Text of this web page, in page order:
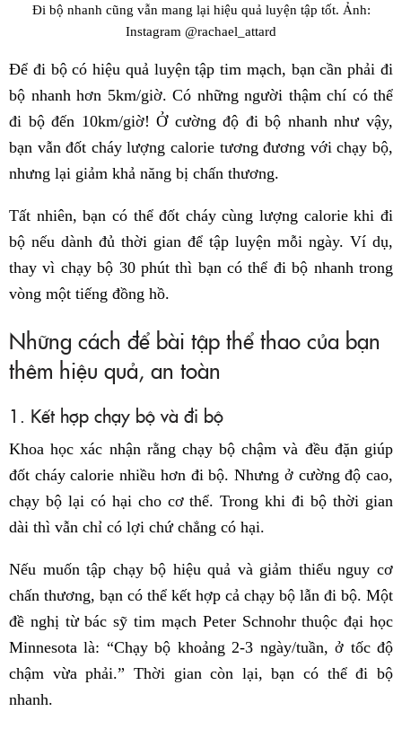
Đi bộ nhanh cũng vẫn mang lại hiệu quả luyện tập tốt. Ảnh:
Instagram @rachael_attard
Để đi bộ có hiệu quả luyện tập tim mạch, bạn cần phải đi
bộ nhanh hơn 5km/giờ. Có những người thậm chí có thể
đi bộ đến 10km/giờ! Ở cường độ đi bộ nhanh như vậy,
bạn vẫn đốt cháy lượng calorie tương đương với chạy bộ,
nhưng lại giảm khả năng bị chấn thương.
Tất nhiên, bạn có thể đốt cháy cùng lượng calorie khi đi
bộ nếu dành đủ thời gian để tập luyện mỗi ngày. Ví dụ,
thay vì chạy bộ 30 phút thì bạn có thể đi bộ nhanh trong
vòng một tiếng đồng hồ.
Những cách để bài tập thể thao của bạn
thêm hiệu quả, an toàn
1. Kết hợp chạy bộ và đi bộ
Khoa học xác nhận rằng chạy bộ chậm và đều đặn giúp
đốt cháy calorie nhiều hơn đi bộ. Nhưng ở cường độ cao,
chạy bộ lại có hại cho cơ thể. Trong khi đi bộ thời gian
dài thì vẫn chỉ có lợi chứ chẳng có hại.
Nếu muốn tập chạy bộ hiệu quả và giảm thiểu nguy cơ
chấn thương, bạn có thể kết hợp cả chạy bộ lẫn đi bộ. Một
đề nghị từ bác sỹ tim mạch Peter Schnohr thuộc đại học
Minnesota là: “Chạy bộ khoảng 2-3 ngày/tuần, ở tốc độ
chậm vừa phải.” Thời gian còn lại, bạn có thể đi bộ
nhanh.